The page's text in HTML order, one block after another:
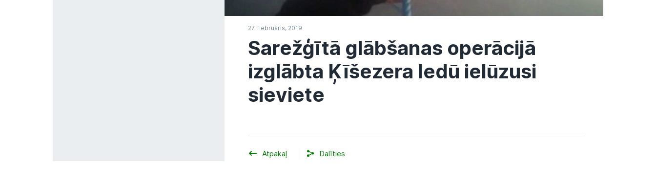
27. Februāris, 2019
Sarežģītā glābšanas operācijā
izglābta Ķīšezera ledū ielūzusi
sieviete
Atpakaļ Dalīties